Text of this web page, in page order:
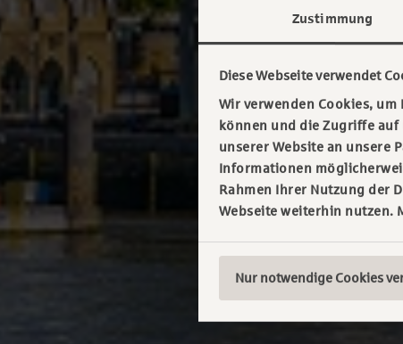
Zustimmung
Diese Webseite verwendet
Wir verwenden Cookies,
können und die Zugriffe
unserer Website an unsere
Informationen
Rahmen Ihrer Nutzung der
Webseite weiterhin nutzen.
Nur notwendige Cookies